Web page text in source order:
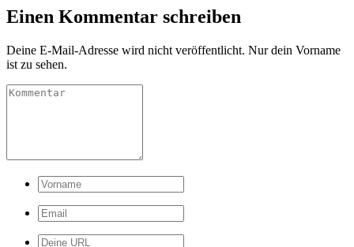
Einen Kommentar schreiben
Deine E-Mail-Adresse wird nicht veröffentlicht. Nur dein Vorname
ist zu sehen.